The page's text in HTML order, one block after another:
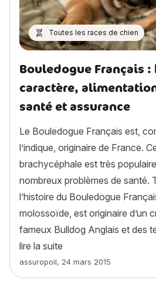
Toutes les races de chien
Bouledogue Français
caractère,
santé et assurance
Le Bouledogue Français est,
l’indique, originaire de France.
brachycéphale est très
nombreux problèmes de santé.
l’histoire du Bouledogue
molossoïde, est originaire d’un
fameux Bulldog Anglais et des
lire la suite
Article rédigé par
assuropoil, 24 mars 2015